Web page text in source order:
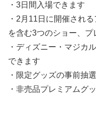
・3日間入場できます
・2月11日に開催され
を含む3つのショー、
・ディズニー・マジカ
できます
・限定グッズの事前抽
・非売品プレミアムグ